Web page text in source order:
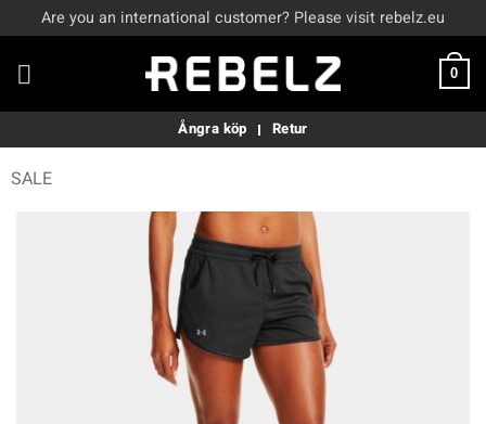
to
content
Are you an international customer? Please visit rebelz.eu
0
Ångra köp Retur
SALE